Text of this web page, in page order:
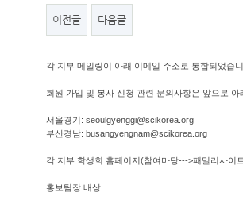
이전글 다음글
각 지부 메일링이 아래 이메일 주소로 통합되었습
회원 가입 및 봉사 신청 관련 문의사항은 앞으로
서울경기: seoulgyenggi@scikorea.org
부산경남: busangyengnam@scikorea.org
각 지부 학생회 홈페이지(참여마당--->패밀리사이
홍보팀장 배상